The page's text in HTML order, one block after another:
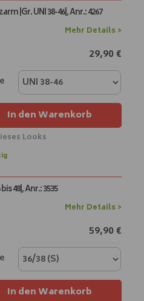
|Gr. UNI 38-46|, Anr.: 4267
Mehr Details >
29,90€
In den Warenkorb
Looks
48|, Anr.: 3535
Mehr Details >
59,90€
In den Warenkorb